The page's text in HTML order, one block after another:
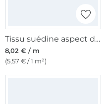
Tissu suédine aspect daim nubuck, noir
8,02 € / m
(5,57 € / 1 m²)